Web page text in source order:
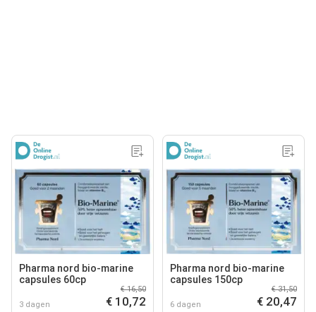
Pharma nord bio-marine
capsules 60cp
3 dagen
€ 16,50
€ 10,72
Pharma nord bio-marine
capsules 150cp
6 dagen
€ 31,50
€ 20,47